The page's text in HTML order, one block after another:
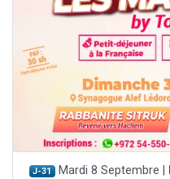
J-31 Mardi 8 Septembre |